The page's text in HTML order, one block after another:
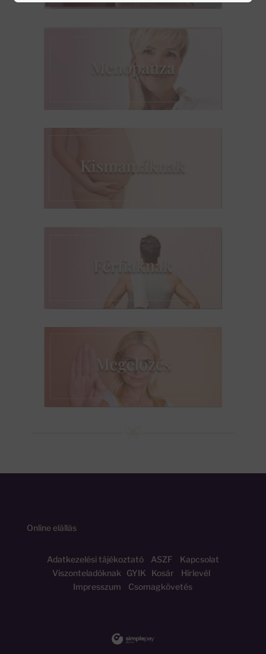
Online elállás
Adatkezelési tájékoztatóASZF
Kapcsolat
Viszonteladóknak
GYIK Kosár
Hírlevél
Impresszum
Csomagkövetés